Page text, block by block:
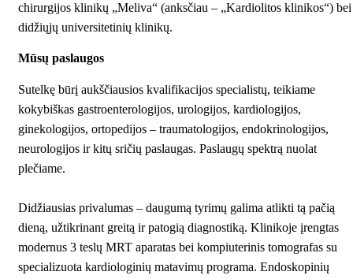
chirurgijos klinikų „Meliva“ (anksčiau – „Kardiolitos klinikos“) bei
didžiųjų universitetinių klinikų.
Mūsų paslaugos
Sutelkę būrį aukščiausios kvalifikacijos specialistų, teikiame
kokybiškas gastroenterologijos, urologijos, kardiologijos,
ginekologijos, ortopedijos – traumatologijos, endokrinologijos,
neurologijos ir kitų sričių paslaugas. Paslaugų spektrą nuolat
plečiame.
Didžiausias privalumas – daugumą tyrimų galima atlikti tą pačią
dieną, užtikrinant greitą ir patogią diagnostiką. Klinikoje įrengtas
modernus 3 teslų MRT aparatas bei kompiuterinis tomografas su
specializuota kardiologinių matavimų programa. Endoskopinių